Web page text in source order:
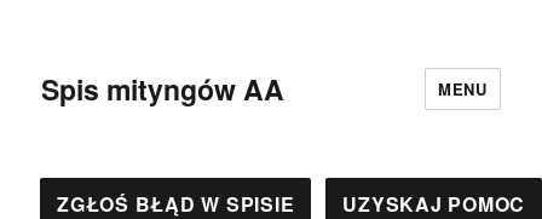
Spis mityngów AA MENU
ZGŁOŚ BŁĄD W SPISIE UZYSKAJ POMOC